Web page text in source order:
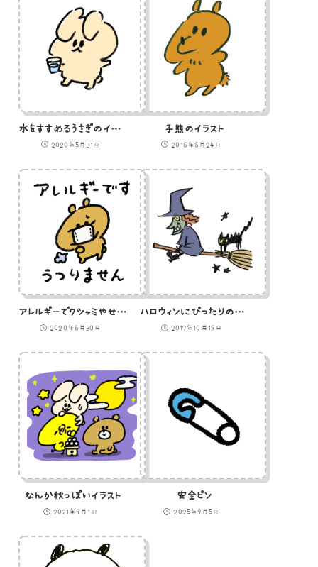
水をすすめるうさぎのイラスト
2020年5月31日
子熊のイラスト
2016年6月24日
アレルギーでクシャミやせきをする熊のイラスト
2020年6月30日
ハロウィンにぴったりのほうきに乗った魔女と黒猫
2017年10月19日
なんか秋っぽいイラスト
2021年9月1日
安全ピン
2025年9月5日